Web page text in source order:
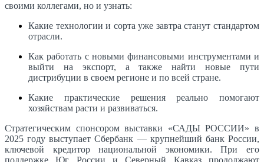
своими коллегами, но и узнать:
Какие технологии и сорта уже завтра станут стандартом
отрасли.
Как работать с новыми финансовыми инструментами и
выйти на экспорт, а также найти новые пути
дистрибуции в своем регионе и по всей стране.
Какие практические решения реально помогают
хозяйствам расти и развиваться.
Стратегическим спонсором выставки «САДЫ РОССИИ» в
2025 году выступает Сбербанк — крупнейший банк России,
ключевой кредитор национальной экономики. При его
поддержке Юг России и Северный Кавказ продолжают